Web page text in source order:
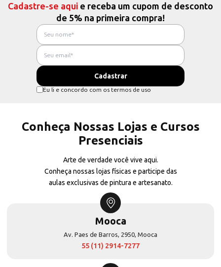
Cadastre-se aqui e receba um cupom de desconto
de 5% na primeira compra!
Eu li e concordo com os termos de uso
Conheça Nossas Lojas e Cursos
Presenciais
Arte de verdade você vive aqui.
Conheça nossas lojas físicas e participe das
aulas exclusivas de pintura e artesanato.
Mooca
Av. Paes de Barros, 2950, Mooca
55 (11) 2914-7277